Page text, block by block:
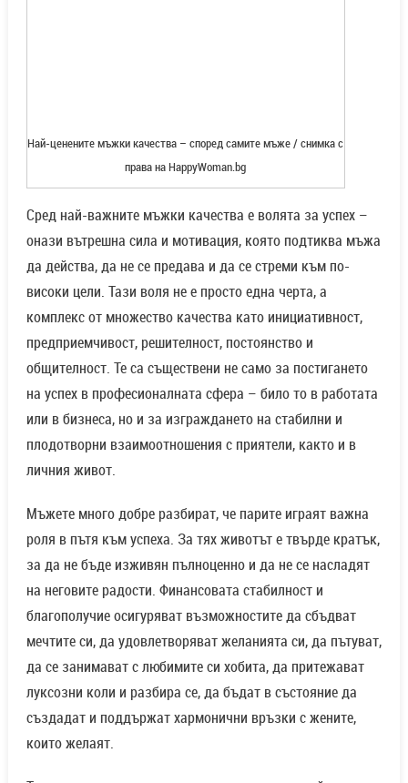
комплекс от множество качества като инициативност,
предприемчивост, решителност, постоянство и
общителност. Те са съществени не само за постигането
на успех в професионалната сфера – било то в работата
или в бизнеса, но и за изграждането на стабилни и
плодотворни взаимоотношения с приятели, както и в
личния живот.
Мъжете много добре разбират, че парите играят важна
роля в пътя към успеха. За тях животът е твърде кратък,
за да не бъде изживян пълноценно и да не се насладят
на неговите радости. Финансовата стабилност и
благополучие осигуряват възможностите да сбъдват
мечтите си, да удовлетворяват желанията си, да пътуват,
луксозни коли и разбира се, да бъдат в състояние да
създадат и поддържат хармонични връзки с жените,
които желаят.
Така волята за успех се превръща в един от най-силните
двигатели на мъжа – тя го кара да се стреми към по-
добро, да надмогва пречките и да постига баланс между
материалното и духовното в живота си. Това е
същността на мъжките качества, които формират не
само характера, но и цялостния му живот и постижения.